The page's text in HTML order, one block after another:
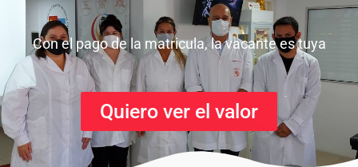
Con el pago de la matricula, la vacante es tuya
Quiero ver el valor